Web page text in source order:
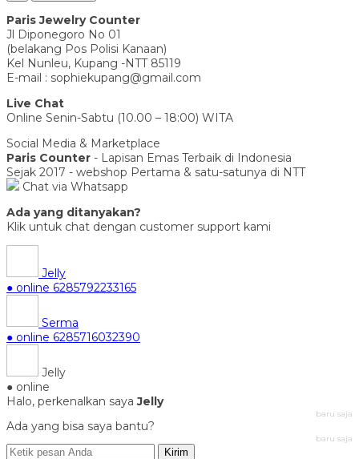
Paris Jewelry Counter
Jl Diponegoro No 01
(belakang Pos Polisi Kanaan)
Kel Nunleu, Kupang -NTT 85119
E-mail : sophiekupang@gmail.com
Live Chat
Online Senin-Sabtu (10.00 – 18:00) WITA
Social Media & Marketplace
Paris Counter - Lapisan Emas Terbaik di Indonesia
Sejak 2017 - webshop Pertama & satu-satunya di NTT
Chat via Whatsapp
Ada yang ditanyakan?
Klik untuk chat dengan customer support kami
Jelly
● online 6285792233165
Serma
● online 6285716032390
Jelly
● online
Halo, perkenalkan sayaJelly
baru saja
Ada yang bisa saya bantu?
baru saja
Kirim